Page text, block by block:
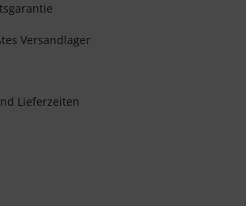
Versandlager
Lieferzeiten